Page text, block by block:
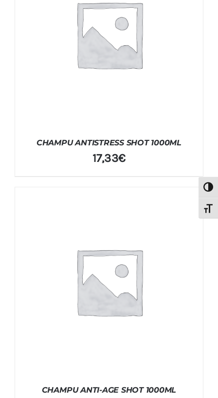
CHAMPU ANTISTRESS SHOT 1000ML
17,33€
CHAMPU ANTI-AGE SHOT 1000ML